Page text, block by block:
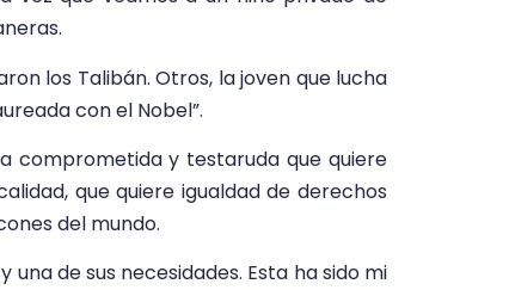
los Talibán. Otros, la joven que lucha
con el Nobel”.
comprometida y testaruda que quiere
que quiere igualdad de derechos
del mundo.
una de sus necesidades. Esta ha sido mi